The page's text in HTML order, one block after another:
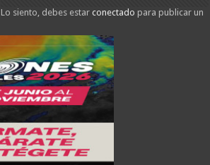
Lo siento, debes estarconectado para publicar un